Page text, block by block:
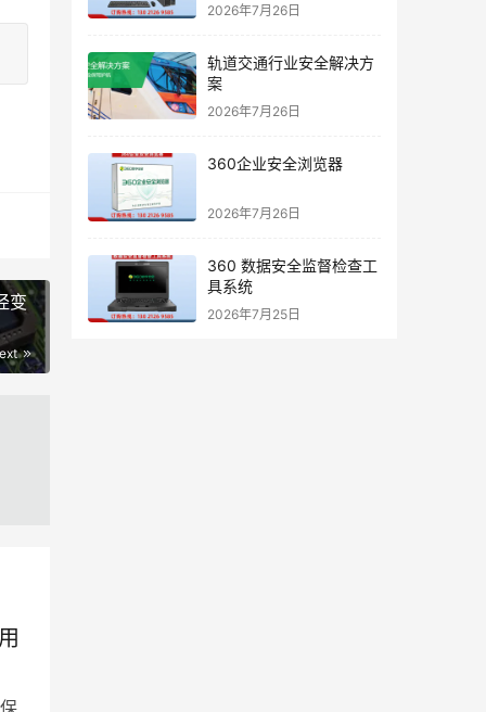
变
2026年7月26日
轨道交通行业安全解决方
案
2026年7月26日
360企业安全浏览器
2026年7月26日
360 数据安全监督检查工
具系统
2026年7月25日